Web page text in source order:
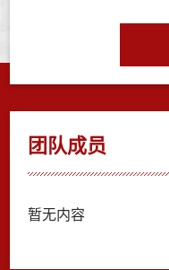
团队成员
暂无内容